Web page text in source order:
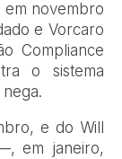
em novembro
e Vorcaro
Compliance
o sistema
e do Will
em janeiro,